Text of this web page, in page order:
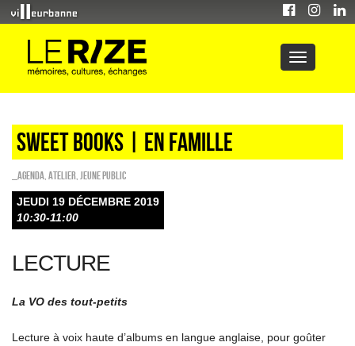
Sweet Books | en famille
_Agenda Atelier Jeune public
JEUDI 19 DÉCEMBRE 2019
10:30-11:00
LECTURE
La VO des tout-petits
Lecture à voix haute d’albums en langue anglaise, pour goûter